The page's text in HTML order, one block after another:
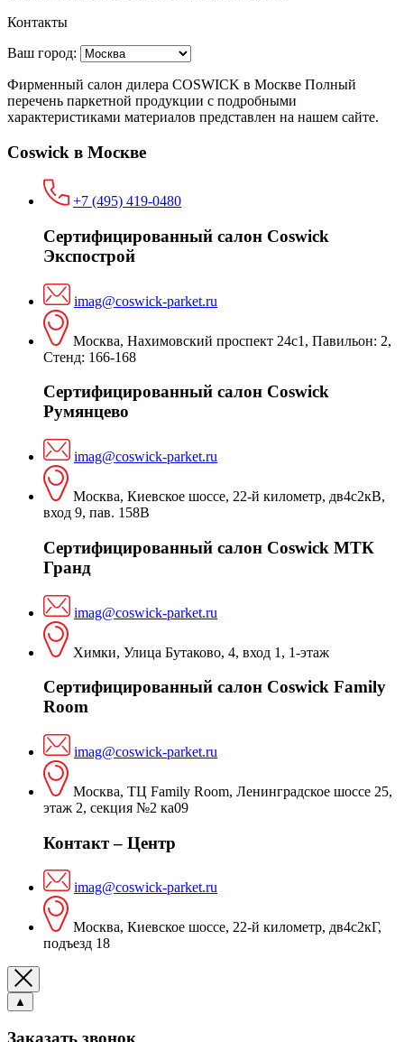
Контакты
Ваш город:
Фирменный салон дилера COSWICK в Москве Полный
перечень паркетной продукции с подробными
характеристиками материалов представлен на нашем сайте.
Coswick в Москве
+7 (495) 419-0480
Сертифицированный салон Coswick
Экспострой
imag@coswick-parket.ru
Москва, Нахимовский проспект 24с1, Павильон: 2,
Стенд: 166-168
Сертифицированный салон Coswick
Румянцево
imag@coswick-parket.ru
Москва, Киевское шоссе, 22-й километр, дв4с2кВ,
вход 9, пав. 158В
Сертифицированный салон Coswick МТК
Гранд
imag@coswick-parket.ru
Химки, Улица Бутаково, 4, вход 1, 1-этаж
Сертифицированный салон Coswick Family
Room
imag@coswick-parket.ru
Москва, ТЦ Family Room, Ленинградское шоссе 25,
этаж 2, секция №2 ка09
Контакт – Центр
imag@coswick-parket.ru
Москва, Киевское шоссе, 22-й километр, дв4с2кГ,
подъезд 18
▲
Заказать звонок